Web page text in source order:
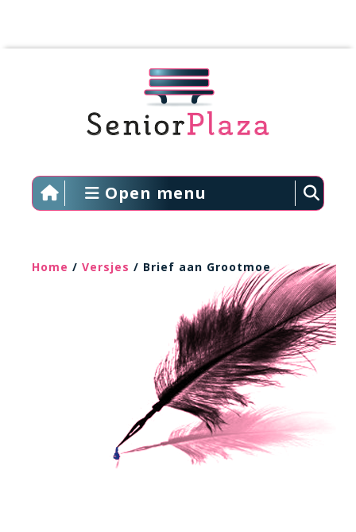
Open menu
Home / Versjes / Brief aan Grootmoe